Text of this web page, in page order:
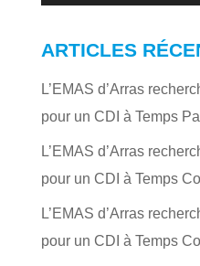
ARTICLES
L’EMAS d’Arras
pour un CDI à Temps
L’EMAS d’Arras
pour un CDI à Temps
L’EMAS d’Arras
pour un CDI à Temps